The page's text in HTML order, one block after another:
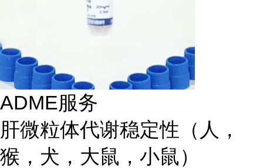
ADME服务
肝微粒体代谢稳定性（人，
猴，犬，大鼠，小鼠）